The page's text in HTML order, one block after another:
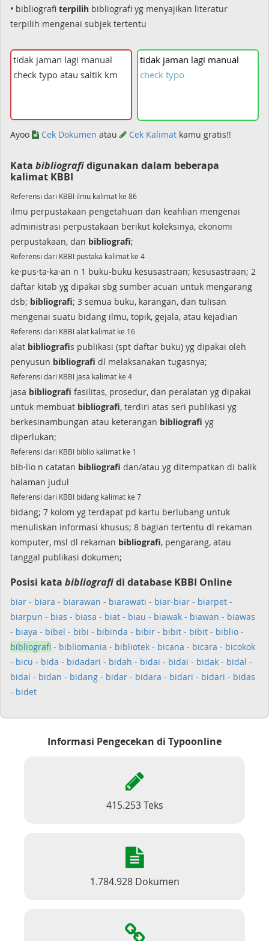
• bibliografi terpilih bibliografi yg menyajikan literatur
terpilih mengenai subjek tertentu
tidak jaman lagi manual
check typo
Ayoo Cek Dokumen atau Cek Kalimat kamu gratis!!
Kata bibliografidigunakan dalam beberapa
kalimat KBBI
Referensi dari KBBI ilmu kalimat ke 86
ilmu perpustakaan pengetahuan dan keahlian mengenai
administrasi perpustakaan berikut koleksinya, ekonomi
perpustakaan, dan bibliografi;
Referensi dari KBBI pustaka kalimat ke 4
ke·pus·ta·ka·an n 1 buku-buku kesusastraan; kesusastraan; 2
daftar kitab yg dipakai sbg sumber acuan untuk mengarang
dsb; bibliografi; 3 semua buku, karangan, dan tulisan
mengenai suatu bidang ilmu, topik, gejala, atau kejadian
Referensi dari KBBI alat kalimat ke 16
alat bibliografis publikasi (spt daftar buku) yg dipakai oleh
penyusun bibliografi dl melaksanakan tugasnya;
Referensi dari KBBI jasa kalimat ke 4
jasa bibliografi fasilitas, prosedur, dan peralatan yg dipakai
untuk membuat bibliografi, terdiri atas seri publikasi yg
berkesinambungan atau keterangan bibliografi yg
diperlukan;
Referensi dari KBBI biblio kalimat ke 1
bib·lio n catatan bibliografi dan/atau yg ditempatkan di balik
halaman judul
Referensi dari KBBI bidang kalimat ke 7
bidang; 7 kolom yg terdapat pd kartu berlubang untuk
menuliskan informasi khusus; 8 bagian tertentu dl rekaman
komputer, msl dl rekaman bibliografi, pengarang, atau
tanggal publikasi dokumen;
Posisi kata bibliografidi database KBBI Online
biar - biara - biarawan - biarawati - biar-biar - biarpet -
biarpun - bias - biasa - biat - biau - biawak - biawan - biawas
- biaya - bibel - bibi - bibinda - bibir - bibit - bibit - biblio -
bibliografi - bibliomania - bibliotek - bicana - bicara - bicokok
- bicu - bida - bidadari - bidah - bidai - bidai - bidak - bidal -
bidal - bidan - bidang - bidar - bidara - bidari - bidari - bidas
- bidet
Informasi Pengecekan di Typoonline
415.253 Teks
1.784.928 Dokumen